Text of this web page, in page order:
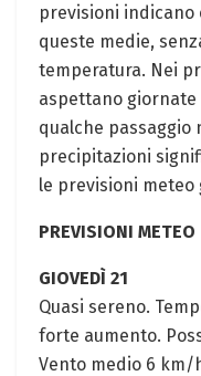
previsioni indicano
queste medie,
temperatura. Nei
aspettano
qualche passaggio
precipitazioni
le previsioni
PREVISIONI METEO
GIOVEDÌ 21
Quasi sereno.
forte aumento.
Vento medio 6 km/